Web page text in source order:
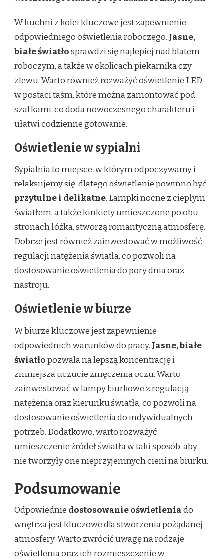
W kuchni z kolei kluczowe jest zapewnienie
odpowiedniego oświetlenia roboczego. Jasne,
białe światłosprawdzi się najlepiej nad blatem
roboczym, a także w okolicach piekarnika czy
zlewu. Warto również rozważyć oświetlenie LED
w postaci taśm, które można zamontować pod
szafkami, co doda nowoczesnego charakteru i
ułatwi codzienne gotowanie.
Oświetlenie w sypialni
Sypialnia to miejsce, w którym odpoczywamy i
relaksujemy się, dlatego oświetlenie powinno być
przytulne i delikatne. Lampki nocne z ciepłym
światłem, a także kinkiety umieszczone po obu
stronach łóżka, stworzą romantyczną atmosferę.
Dobrze jest również zainwestować w możliwość
regulacji natężenia światła, co pozwoli na
dostosowanie oświetlenia do pory dnia oraz
nastroju.
Oświetlenie w biurze
W biurze kluczowe jest zapewnienie
odpowiednich warunków do pracy. Jasne, białe
światłopozwala na lepszą koncentrację i
zmniejsza uczucie zmęczenia oczu. Warto
zainwestować w lampy biurkowe z regulacją
natężenia oraz kierunku światła, co pozwoli na
dostosowanie oświetlenia do indywidualnych
potrzeb. Dodatkowo, warto rozważyć
umieszczenie źródeł światła w taki sposób, aby
nie tworzyły one nieprzyjemnych cieni na biurku.
Podsumowanie
Odpowiednie dostosowanie oświetleniado
wnętrza jest kluczowe dla stworzenia pożądanej
atmosfery. Warto zwrócić uwagę na rodzaje
oświetlenia oraz ich rozmieszczenie w